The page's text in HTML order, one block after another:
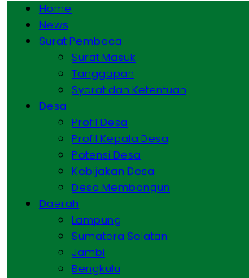
Home
News
Surat Pembaca
Surat Masuk
Tanggapan
Syarat dan Ketentuan
Desa
Profil Desa
Profil Kepala Desa
Potensi Desa
Kebijakan Desa
Desa Membangun
Daerah
Lampung
Sumatera Selatan
Jambi
Bengkulu